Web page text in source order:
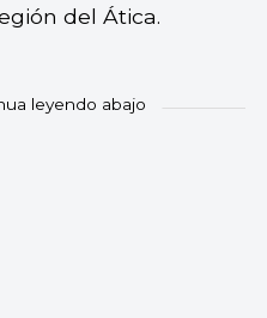
del Ática.